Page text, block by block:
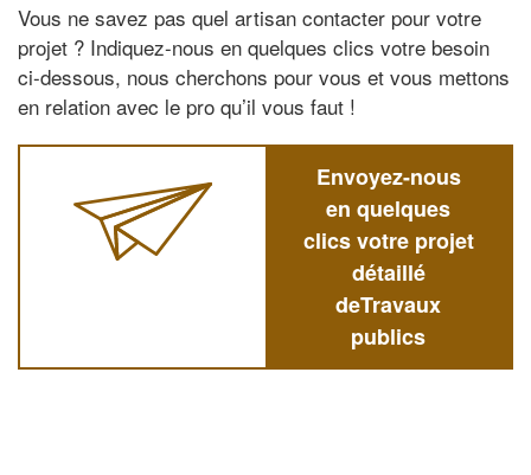
Vous ne savez pas quel artisan contacter pour votre
projet ? Indiquez-nous en quelques clics votre besoin
ci-dessous, nous cherchons pour vous et vous mettons
en relation avec le pro qu’il vous faut !
Envoyez-nous
en quelques
clics votre projet
détaillé
deTravaux
publics